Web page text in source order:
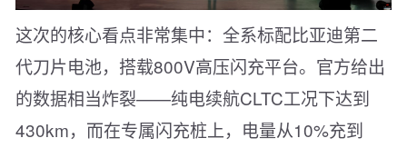
这次的核心看点非常集中：全系标配比亚迪第二
代刀片电池，搭载800V高压闪充平台。官方给出
的数据相当炸裂——纯电续航CLTC工况下达到
430km，而在专属闪充桩上，电量从10%充到